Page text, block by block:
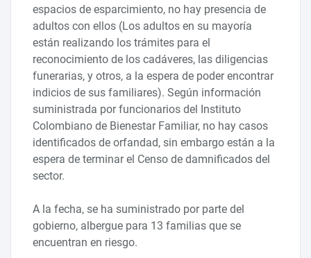
espacios de esparcimiento, no hay presencia de
adultos con ellos (Los adultos en su mayoría
están realizando los trámites para el
reconocimiento de los cadáveres, las diligencias
funerarias, y otros, a la espera de poder encontrar
indicios de sus familiares). Según información
suministrada por funcionarios del Instituto
Colombiano de Bienestar Familiar, no hay casos
identificados de orfandad, sin embargo están a la
espera de terminar el Censo de damnificados del
sector.
A la fecha, se ha suministrado por parte del
gobierno, albergue para 13 familias que se
encuentran en riesgo.